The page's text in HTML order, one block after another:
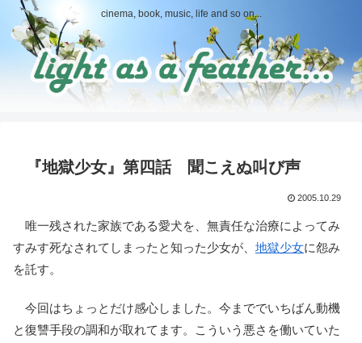
cinema, book, music, life and so on...
『地獄少女』第四話 聞こえぬ叫び声
2005.10.29
唯一残された家族である愛犬を、無責任な治療によってみ
すみす死なされてしまったと知った少女が、 地獄少女に怨み
を託す。
今回はちょっとだけ感心しました。今まででいちばん動機
と復讐手段の調和が取れてます。こういう悪さを働いていた